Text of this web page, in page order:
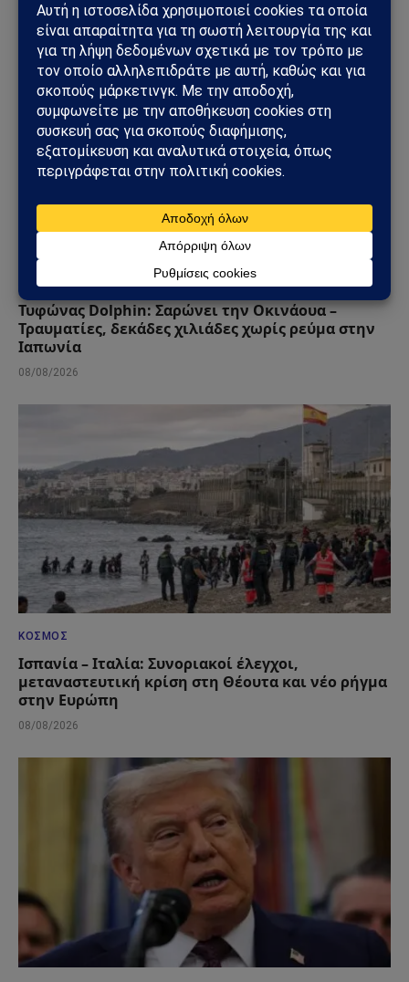
09/08/2026
ΚΌΣΜΟΣ
Τυφώνας Dolphin: Σαρώνει την Οκινάουα –
Τραυματίες, δεκάδες χιλιάδες χωρίς ρεύμα στην
Ιαπωνία
08/08/2026
ΚΌΣΜΟΣ
Ισπανία – Ιταλία: Συνοριακοί έλεγχοι,
μεταναστευτική κρίση στη Θέουτα και νέο ρήγμα
στην Ευρώπη
08/08/2026